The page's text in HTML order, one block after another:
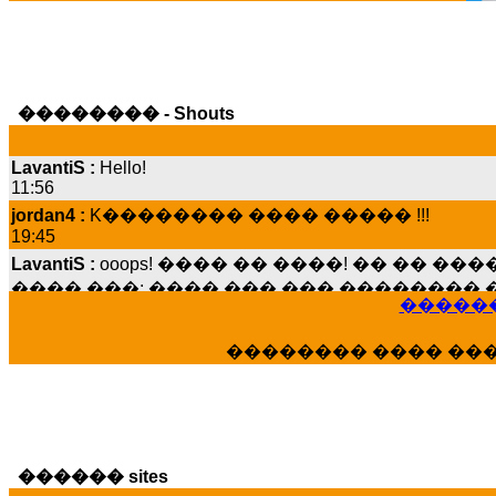
�������� - Shouts
11:56
jordan4 :
19:45
LavantiS :
���� ���; ���� ��� ��� ��������
15:07
���� ����� ��������
LavantiS :����� ���� ������� ���
������� ��������� ���� ������
�������� ����
������ sites